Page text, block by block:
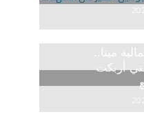
ميتا..
أربكت